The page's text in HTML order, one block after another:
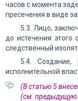
часов с момента
пресечения в виде
5.3. Лицо,
до истечения
следственный
5.4. Создание,
исполнительной
(В статью 5
(см. предыдущую